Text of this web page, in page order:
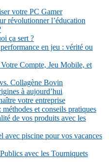
votre PC Gamer
révolutionner l’éducation
ça sert ?
en jeu : vérité ou
Compte, Jeu Mobile, et
Collagène Bovin
à aujourd’hui
votre entreprise
et conseils pratiques
de vos produits avec les
avec piscine pour vos vacances
avec les Tourniquets